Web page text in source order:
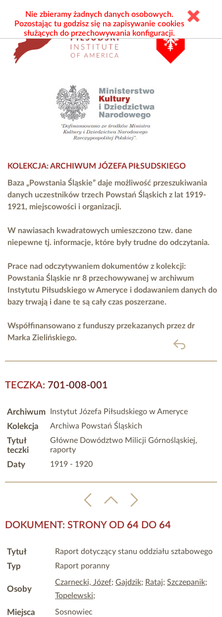
KOLEKCJA: ARCHIWUM JÓZEFA PIŁSUDSKIEGO
Baza „Powstania Śląskie” daje możliwość przeszukiwania
danych uczestników trzech Powstań Śląskich z lat 1919-
1921, miejscowości i organizacji.
W nawiasach kwadratowych umieszczono tzw. dane
niepewne tj. informacje, które były trudne do odczytania.
Prace nad odczytywaniem dokumentów z kolekcji:
Powstania Śląskie nr 8 przechowywanej w archiwum
Instytutu Piłsudskiego w Ameryce i dodawaniem danych do
bazy trwają i dane te są cały czas poszerzane.
Współfinansowano z funduszy przekazanych przez dr
Marka Zielińskiego.
powrót
TECZKA: 701-008-001
Archiwum Instytut Józefa Piłsudskiego w Ameryce
Kolekcja Archiwa Powstań Śląskich
Tytuł
teczki
Główne Dowództwo Milicji Górnośląskiej,
raporty
Daty 1919 - 1920
DOKUMENT: STRONY OD 64 DO 64
Tytuł Raport dotyczący stanu oddziału sztabowego
Typ Raport poranny
Osoby
Czarnecki, Józef; Gajdzik; Rataj; Szczepanik;
Topelewski;
Miejsca Sosnowiec
Nie zbieramy żadnych danych osobowych.
Pozostając tu godzisz się na zapisywanie cookies
służących do przechowywania konfiguracji.